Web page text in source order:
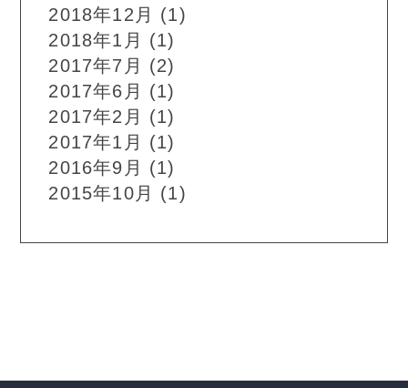
2018年12月
(1)
2018年1月
(1)
2017年7月
(2)
2017年6月
(1)
2017年2月
(1)
2017年1月
(1)
2016年9月
(1)
2015年10月
(1)